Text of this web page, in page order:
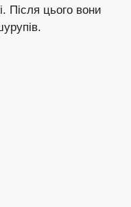
Після цього вони